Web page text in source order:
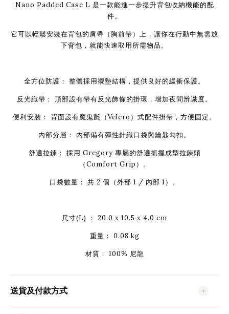
Nano Padded Case L 是一款能進一步提升背包收納機能的配
件。
它可以輕鬆安裝在背包的肩帶（胸前帶）上，讓你在行動中無需放
下背包，就能快速取用所需物品。
全方位防護： 整體採用襯墊結構，提供良好的緩衝保護。
反光織帶： 頂部設有帶有反光飾條的掛環，增加夜間辨識度。
便利安裝： 背面設有魔鬼氈（Velcro）式配件掛帶，方便固定。
內部分層： 內部備有彈性針織口袋與鑰匙勾扣。
舒適拉鍊： 採用 Gregory 專屬的舒適抓握成型拉鍊頭
（Comfort Grip）。
口袋數量： 共 2 個（外部 1 / 內部 1）。
尺寸(L) ： 20.0 x 10.5 x 4.0 cm
重量： 0.08 kg
材質： 100% 尼龍
送貨及付款方式